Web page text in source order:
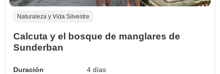
Naturaleza y Vida Silvestre
Calcuta y el bosque de manglares de
Sunderban
Duración
4 días